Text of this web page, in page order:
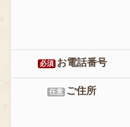
必須 お電話番号
任意 ご住所